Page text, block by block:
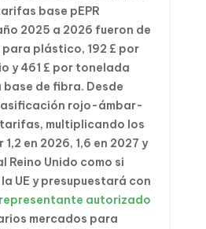
base pEPR
2025 a 2026 fueron de
plástico, 192 £ por
y 461 £ por tonelada
de fibra. Desde
rojo-ámbar-
multiplicando los
en 2026, 1,6 en 2027 y
Reino Unido como si
UE y presupuestará con
representante autorizado
mercados para